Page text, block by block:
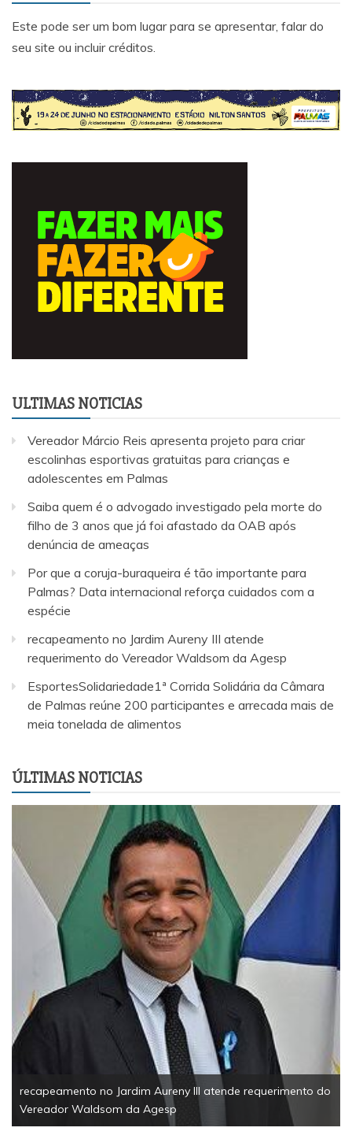
Este pode ser um bom lugar para se apresentar, falar do
seu site ou incluir créditos.
ULTIMAS NOTICIAS
Vereador Márcio Reis apresenta projeto para criar
escolinhas esportivas gratuitas para crianças e
adolescentes em Palmas
Saiba quem é o advogado investigado pela morte do
filho de 3 anos que já foi afastado da OAB após
denúncia de ameaças
Por que a coruja-buraqueira é tão importante para
Palmas? Data internacional reforça cuidados com a
espécie
recapeamento no Jardim Aureny III atende
requerimento do Vereador Waldsom da Agesp
EsportesSolidariedade1ª Corrida Solidária da Câmara
de Palmas reúne 200 participantes e arrecada mais de
meia tonelada de alimentos
ÚLTIMAS NOTICIAS
recapeamento no Jardim Aureny III atende requerimento do
Vereador Waldsom da Agesp